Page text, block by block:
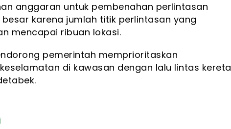
anggaran untuk pembenahan perlintasan
karena jumlah titik perlintasan yang
mencapai ribuan lokasi.
pemerintah memprioritaskan
di kawasan dengan lalu lintas kereta